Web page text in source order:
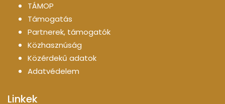
TÁMOP
Támogatás
Partnerek, támogatók
Közhasznúság
Közérdekű adatok
Adatvédelem
Linkek